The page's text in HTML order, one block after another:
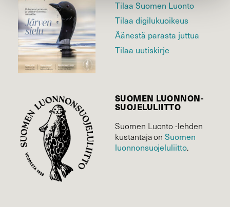
Tilaa Suomen Luonto
Tilaa digilukuoikeus
Äänestä parasta juttua
Tilaa uutiskirje
SUOMEN LUONNON­
SUOJELU­LIITTO
Suomen Luonto -lehden
kustantaja onSuomen
luonnonsuojelu­liitto.